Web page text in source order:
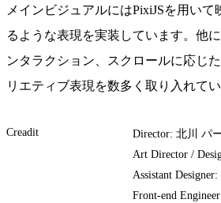
メインビジュアルにはPixiJSを用い
るような表現を実装しています。他
ンタラクション、スクロールに応じ
リエティブ表現を数多く取り入れてい
Creadit
Director: 北川 パ
Art Director /
Assistant
Front-end